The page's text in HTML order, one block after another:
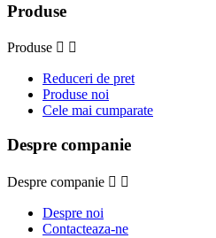
Produse
Produse  
Reduceri de pret
Produse noi
Cele mai cumparate
Despre companie
Despre companie  
Despre noi
Contacteaza-ne